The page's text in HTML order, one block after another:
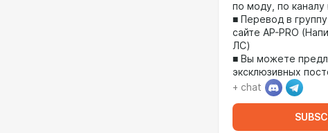
по моду, по каналу
■ Перевод в
сайте AP-PRO
ЛС)
■ Вы можете
эксклюзивных
+ chat